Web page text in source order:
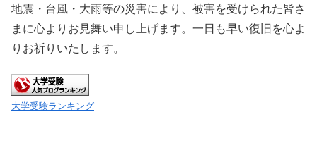
地震・台風・大雨等の災害により、被害を受けられた皆さ
まに心よりお見舞い申し上げます。一日も早い復旧を心よ
りお祈りいたします。
大学受験ランキング